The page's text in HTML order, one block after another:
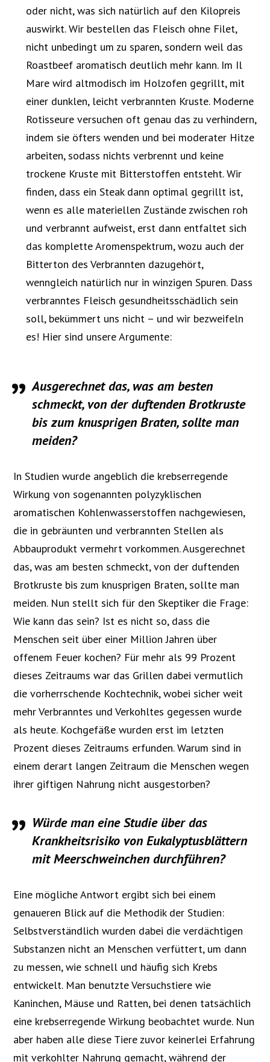
oder nicht, was sich natürlich auf den Kilopreis
auswirkt. Wir bestellen das Fleisch ohne Filet,
nicht unbedingt um zu sparen, sondern weil das
Roastbeef aromatisch deutlich mehr kann. Im Il
Mare wird altmodisch im Holzofen gegrillt, mit
einer dunklen, leicht verbrannten Kruste. Moderne
Rotisseure versuchen oft genau das zu verhindern,
indem sie öfters wenden und bei moderater Hitze
arbeiten, sodass nichts verbrennt und keine
trockene Kruste mit Bitterstoffen entsteht. Wir
finden, dass ein Steak dann optimal gegrillt ist,
wenn es alle materiellen Zustände zwischen roh
und verbrannt aufweist, erst dann entfaltet sich
das komplette Aromenspektrum, wozu auch der
Bitterton des Verbrannten dazugehört,
wenngleich natürlich nur in winzigen Spuren. Dass
verbranntes Fleisch gesundheitsschädlich sein
soll, bekümmert uns nicht – und wir bezweifeln
es! Hier sind unsere Argumente:
Ausgerechnet das, was am besten
schmeckt, von der duftenden Brotkruste
bis zum knusprigen Braten, sollte man
meiden?
In Studien wurde angeblich die krebserregende
Wirkung von sogenannten polyzyklischen
aromatischen Kohlenwasserstoffen nachgewiesen,
die in gebräunten und verbrannten Stellen als
Abbauprodukt vermehrt vorkommen. Ausgerechnet
das, was am besten schmeckt, von der duftenden
Brotkruste bis zum knusprigen Braten, sollte man
meiden. Nun stellt sich für den Skeptiker die Frage:
Wie kann das sein? Ist es nicht so, dass die
Menschen seit über einer Million Jahren über
offenem Feuer kochen? Für mehr als 99 Prozent
dieses Zeitraums war das Grillen dabei vermutlich
die vorherrschende Kochtechnik, wobei sicher weit
mehr Verbranntes und Verkohltes gegessen wurde
als heute. Kochgefäße wurden erst im letzten
Prozent dieses Zeitraums erfunden. Warum sind in
einem derart langen Zeitraum die Menschen wegen
ihrer giftigen Nahrung nicht ausgestorben?
Würde man eine Studie über das
Krankheitsrisiko von Eukalyptusblättern
mit Meerschweinchen durchführen?
Eine mögliche Antwort ergibt sich bei einem
genaueren Blick auf die Methodik der Studien:
Selbstverständlich wurden dabei die verdächtigen
Substanzen nicht an Menschen verfüttert, um dann
zu messen, wie schnell und häufig sich Krebs
entwickelt. Man benutzte Versuchstiere wie
Kaninchen, Mäuse und Ratten, bei denen tatsächlich
eine krebserregende Wirkung beobachtet wurde. Nun
aber haben alle diese Tiere zuvor keinerlei Erfahrung
mit verkohlter Nahrung gemacht, während der